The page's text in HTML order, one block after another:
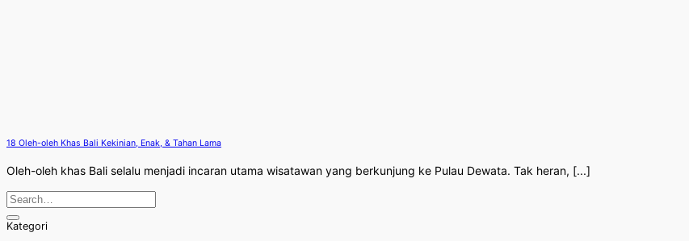
18 Oleh-oleh Khas Bali Kekinian, Enak, & Tahan Lama
Oleh-oleh khas Bali selalu menjadi incaran utama wisatawan yang berkunjung ke Pulau Dewata. Tak heran, [...]
Kategori